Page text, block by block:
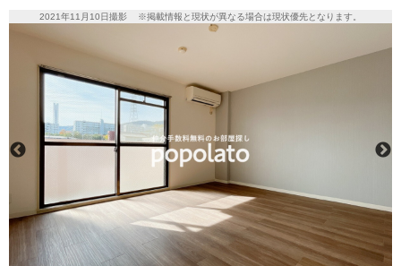
2021年11月10日撮影 ※掲載情報と現状が異なる場合は現状優先となります。